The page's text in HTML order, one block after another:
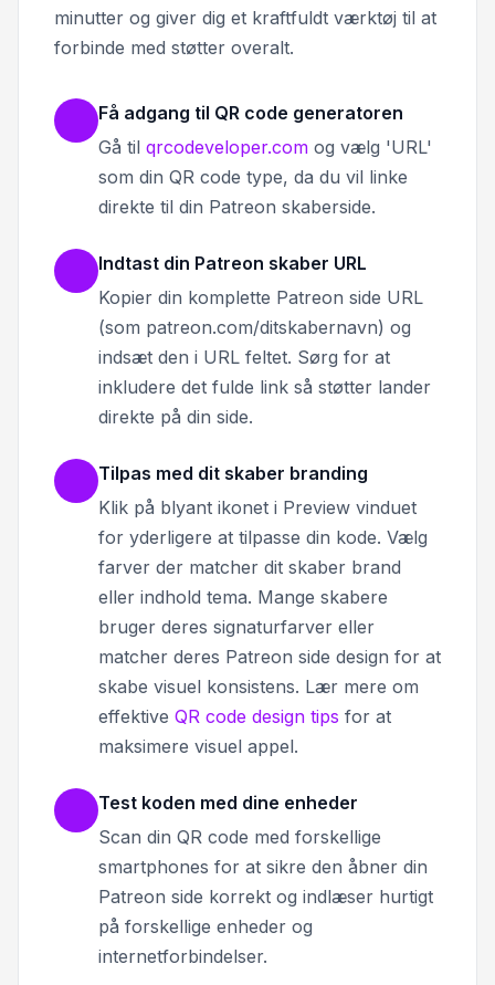
minutter og giver dig et kraftfuldt værktøj til at
forbinde med støtter overalt.
Få adgang til QR code generatoren
Gå til qrcodeveloper.com og vælg 'URL'
som din QR code type, da du vil linke
direkte til din Patreon skaberside.
Indtast din Patreon skaber URL
Kopier din komplette Patreon side URL
(som patreon.com/ditskabernavn) og
indsæt den i URL feltet. Sørg for at
inkludere det fulde link så støtter lander
direkte på din side.
Tilpas med dit skaber branding
Klik på blyant ikonet i Preview vinduet
for yderligere at tilpasse din kode. Vælg
farver der matcher dit skaber brand
eller indhold tema. Mange skabere
bruger deres signaturfarver eller
matcher deres Patreon side design for at
skabe visuel konsistens. Lær mere om
effektive QR code design tips for at
maksimere visuel appel.
Test koden med dine enheder
Scan din QR code med forskellige
smartphones for at sikre den åbner din
Patreon side korrekt og indlæser hurtigt
på forskellige enheder og
internetforbindelser.